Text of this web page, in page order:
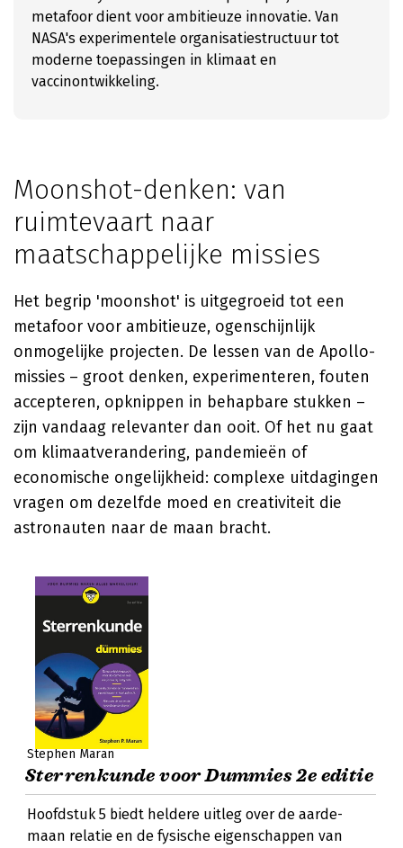
metafoor dient voor ambitieuze innovatie. Van
NASA's experimentele organisatiestructuur tot
moderne toepassingen in klimaat en
vaccinontwikkeling.
Moonshot-denken: van
ruimtevaart naar
maatschappelijke missies
Het begrip 'moonshot' is uitgegroeid tot een
metafoor voor ambitieuze, ogenschijnlijk
onmogelijke projecten. De lessen van de Apollo-
missies – groot denken, experimenteren, fouten
accepteren, opknippen in behapbare stukken –
zijn vandaag relevanter dan ooit. Of het nu gaat
om klimaatverandering, pandemieën of
economische ongelijkheid: complexe uitdagingen
vragen om dezelfde moed en creativiteit die
astronauten naar de maan bracht.
Stephen Maran
Sterrenkunde voor Dummies 2e editie
Hoofdstuk 5 biedt heldere uitleg over de aarde-
maan relatie en de fysische eigenschappen van